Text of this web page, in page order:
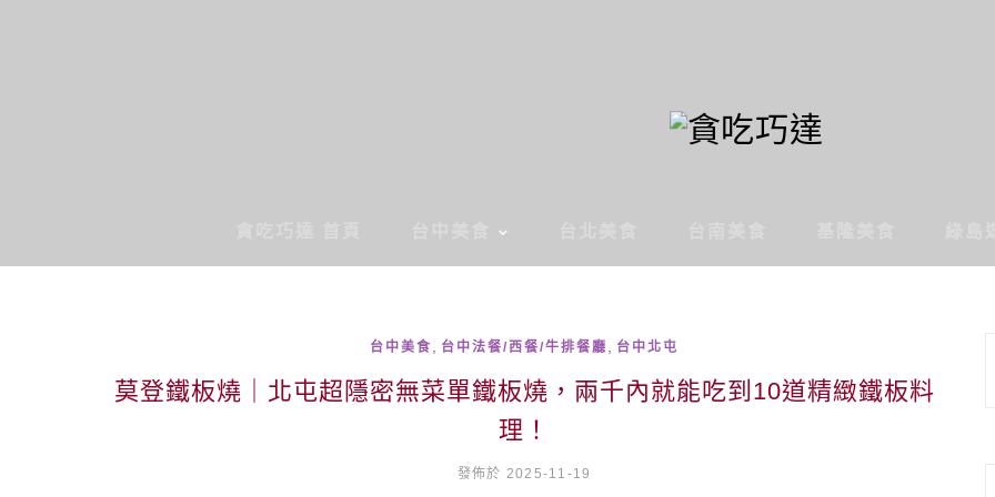
台中美食 台中法餐/西餐/牛排餐廳 台中北屯
莫登鐵板燒｜北屯超隱密無菜單鐵板燒，兩千內就能吃到10道精緻鐵板料
理！
發佈於 2025-11-19